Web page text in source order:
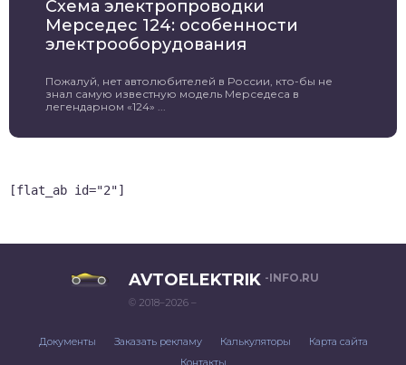
Схема электропроводки
Мерседес 124: особенности
электрооборудования
Пожалуй, нет автолюбителей в России, кто-бы не
знал самую известную модель Мерседеса в
легендарном «124» ...
[flat_ab id="2"]
AVTOELEKTRIK -INFO.RU
© 2018–2026 –
Документы Заказать рекламу Калькуляторы
Карта сайта
Контакты